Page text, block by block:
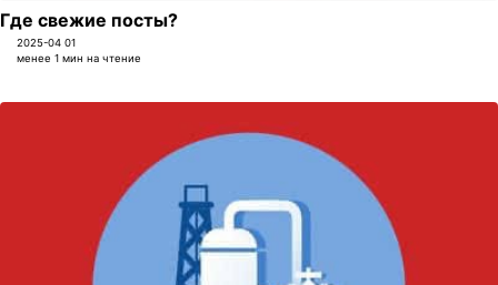
Где свежие посты?
2025-04 01
менее 1 мин на чтение